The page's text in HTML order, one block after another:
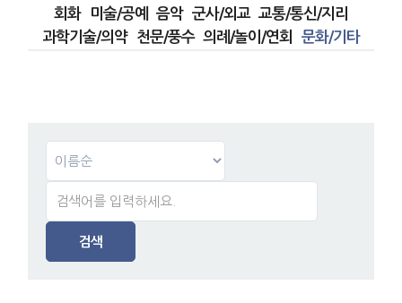
회화
미술/공예 음악 군사/외교 교통/통신/지리
과학기술/의약
천문/풍수 의례/놀이/연회 문화/기타
검색